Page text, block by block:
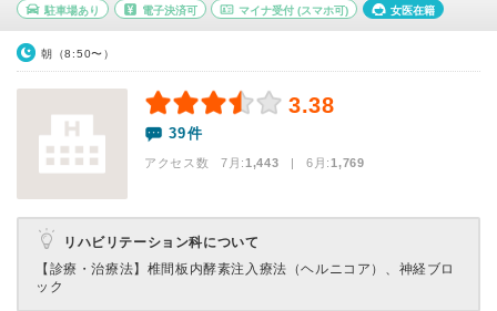
駐車場あり 電子決済可 マイナ受付 (スマホ可) 女医在籍
朝（8:50〜）
3.38
39件
アクセス数 7月:1,443 | 6月:1,769
リハビリテーション科について
【診療・治療法】 椎間板内酵素注入療法（ヘルニコア）、神経ブロ
ック